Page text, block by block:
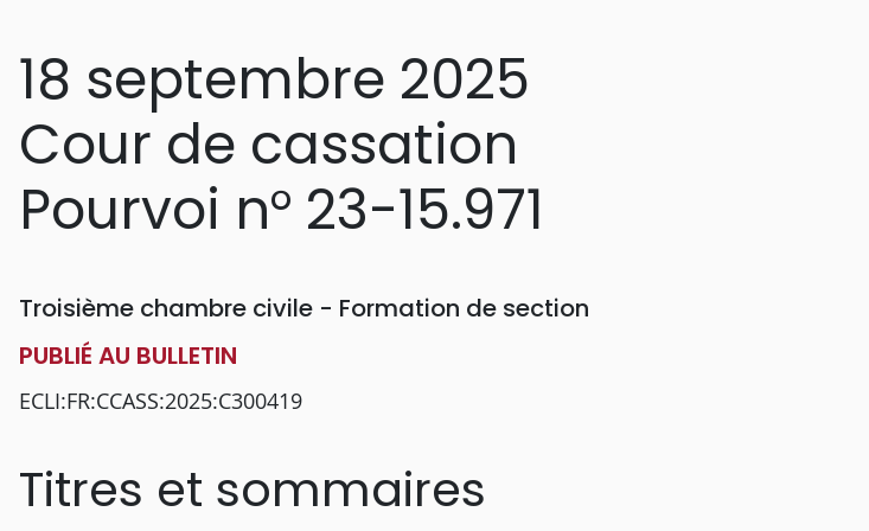
18 septembre 2025
Cour de cassation
Pourvoi n° 23-15.971
Troisième chambre civile - Formation de section
PUBLIÉ AU BULLETIN
ECLI:FR:CCASS:2025:C300419
Titres et sommaires